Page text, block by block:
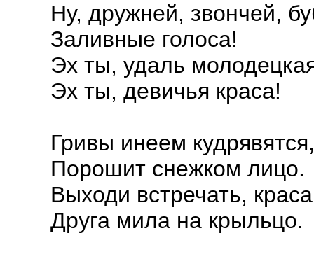
Ну, дружней, звончей,
Заливные голоса!
Эх ты, удаль
Эх ты, девичья краса!
Гривы инеем кудрявятся,
Порошит снежком лицо.
Выходи встречать,
Друга мила на крыльцо.